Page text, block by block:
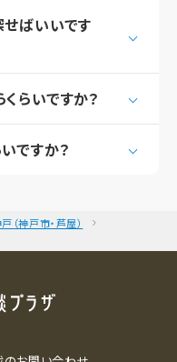
ばいいです
らいですか？
ですか？
（神戸市・芦屋）